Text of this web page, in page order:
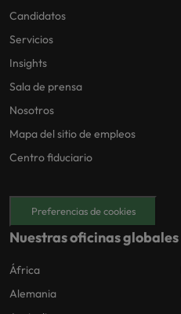
Candidatos
Servicios
Insights
Sala de prensa
Nosotros
Mapa del sitio de empleos
Centro fiduciario
Preferencias de cookies
Nuestras oficinas globales
África
Alemania